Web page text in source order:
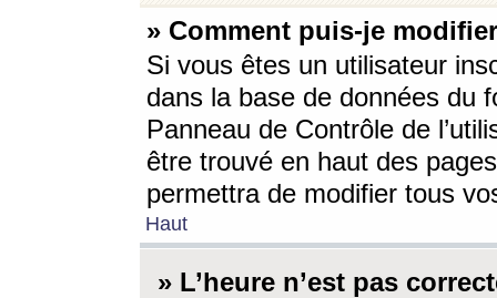
» Comment puis-je
Si vous êtes un utilisateur
dans la base de données du
Panneau de Contrôle de
être trouvé en haut des
permettra de modifier tous
Haut
» L’heure n’est pas